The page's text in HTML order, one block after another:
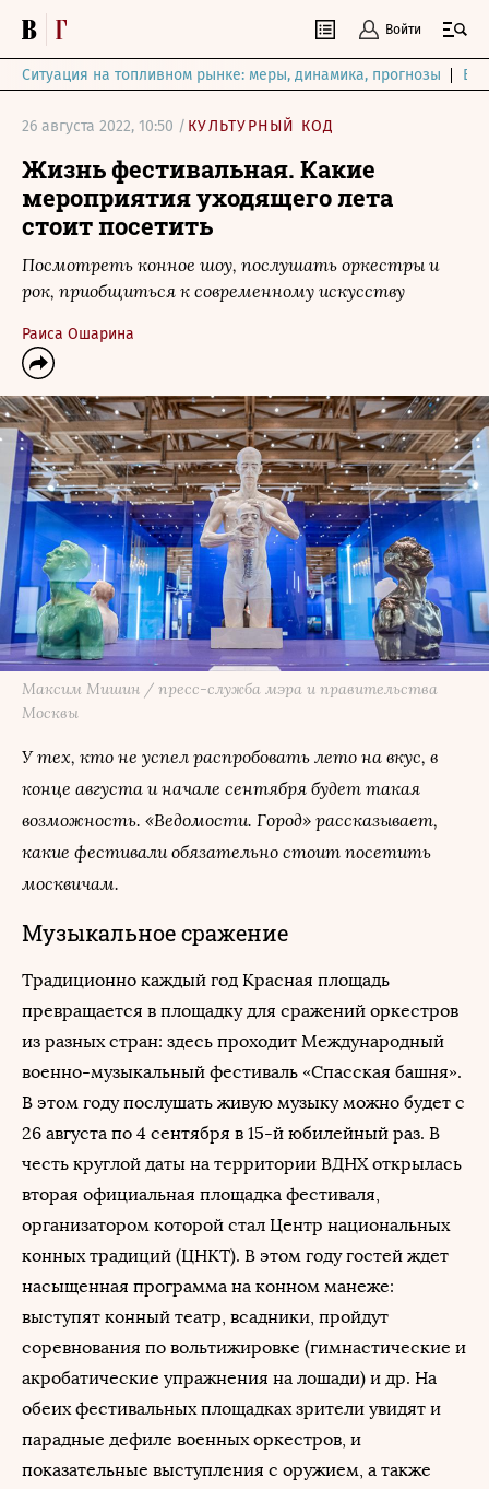
Войти
Ситуация на топливном рынке: меры, динамика, прогнозы
26 августа 2022, 10:50 / КУЛЬТУРНЫЙ КОД
Жизнь фестивальная. Какие
мероприятия уходящего лета
стоит посетить
Посмотреть конное шоу, послушать оркестры и
рок, приобщиться к современному искусству
Раиса Ошарина
Максим Мишин / пресс-служба мэра и правительства
Москвы
У тех, кто не успел распробовать лето на вкус, в
конце августа и начале сентября будет такая
возможность. «Ведомости. Город» рассказывает,
какие фестивали обязательно стоит посетить
москвичам.
Музыкальное сражение
Традиционно каждый год Красная площадь
превращается в площадку для сражений оркестров
из разных стран: здесь проходит Международный
военно-музыкальный фестиваль «Спасская башня».
В этом году послушать живую музыку можно будет с
26 августа по 4 сентября в 15-й юбилейный раз. В
честь круглой даты на территории ВДНХ открылась
вторая официальная площадка фестиваля,
организатором которой стал Центр национальных
конных традиций (ЦНКТ). В этом году гостей ждет
насыщенная программа на конном манеже:
выступят конный театр, всадники, пройдут
соревнования по вольтижировке (гимнастические и
акробатические упражнения на лошади) и др. На
обеих фестивальных площадках зрители увидят и
парадные дефиле военных оркестров, и
показательные выступления с оружием, а также